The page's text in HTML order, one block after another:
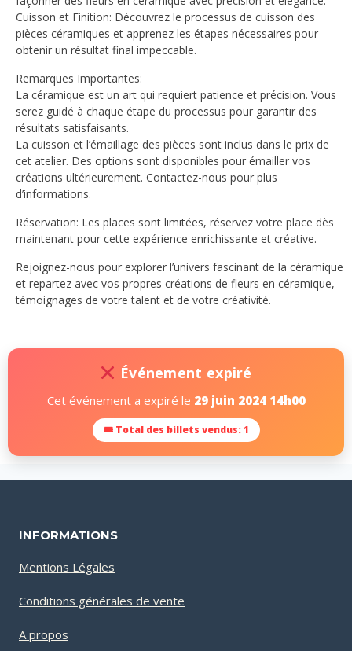
Cuisson et Finition: Découvrez le processus de cuisson des
pièces céramiques et apprenez les étapes nécessaires pour
obtenir un résultat final impeccable.
Remarques Importantes:
La céramique est un art qui requiert patience et précision. Vous
serez guidé à chaque étape du processus pour garantir des
résultats satisfaisants.
La cuisson et l’émaillage des pièces sont inclus dans le prix de
cet atelier. Des options sont disponibles pour émailler vos
créations ultérieurement. Contactez-nous pour plus
d’informations.
Réservation: Les places sont limitées, réservez votre place dès
maintenant pour cette expérience enrichissante et créative.
Rejoignez-nous pour explorer l’univers fascinant de la céramique
et repartez avec vos propres créations de fleurs en céramique,
témoignages de votre talent et de votre créativité.
Événement expiré
Cet événement a expiré le 29 juin 2024 14h00
🎟 Total des billets vendus: 1
INFORMATIONS
Mentions Légales
Conditions générales de vente
A propos